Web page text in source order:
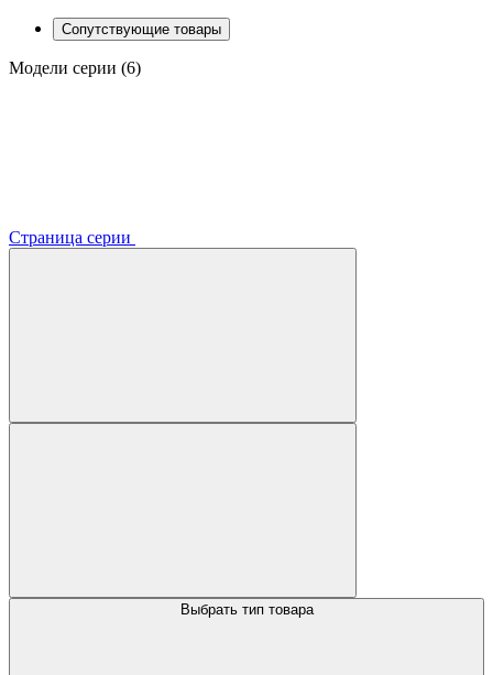
Сопутствующие товары
Модели серии (6)
Страница серии
Выбрать тип товара